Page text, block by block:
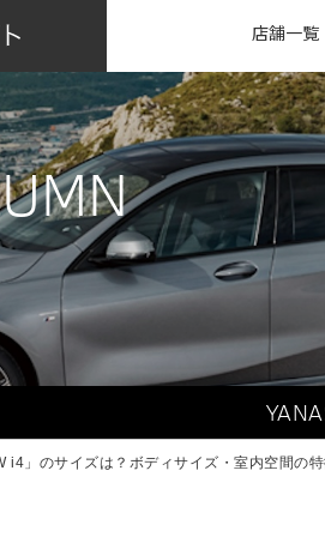
店舗一覧
i4」のサイズは？ボディサイズ・室内空間の